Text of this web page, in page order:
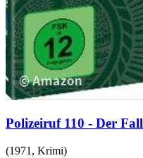
Polizeiruf 110 - Der
(1971 , Krimi)